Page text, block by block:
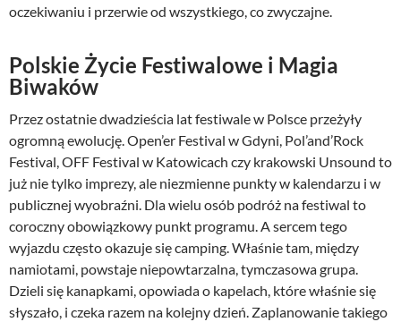
oczekiwaniu i przerwie od wszystkiego, co zwyczajne.
Polskie Życie Festiwalowe i Magia
Biwaków
Przez ostatnie dwadzieścia lat festiwale w Polsce przeżyły
ogromną ewolucję. Open’er Festival w Gdyni, Pol’and’Rock
Festival, OFF Festival w Katowicach czy krakowski Unsound to
już nie tylko imprezy, ale niezmienne punkty w kalendarzu i w
publicznej wyobraźni. Dla wielu osób podróż na festiwal to
coroczny obowiązkowy punkt programu. A sercem tego
wyjazdu często okazuje się camping. Właśnie tam, między
namiotami, powstaje niepowtarzalna, tymczasowa grupa.
Dzieli się kanapkami, opowiada o kapelach, które właśnie się
słyszało, i czeka razem na kolejny dzień. Zaplanowanie takiego